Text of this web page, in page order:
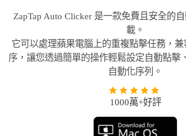
ZapTap Auto Clicker 是一款免費且安全的
載。
它可以處理蘋果電腦上的重複點擊任務，兼
序，讓您透過簡單的操作輕鬆設定自動點擊
自動化序列。
1000萬+好評